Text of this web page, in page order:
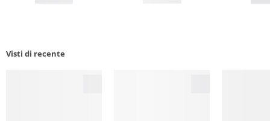
Visti di recente